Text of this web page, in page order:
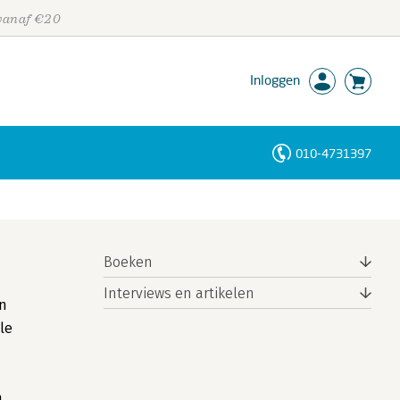
€20
Inloggen
010-4731397
Boeken
Interviews en artikelen
Personen